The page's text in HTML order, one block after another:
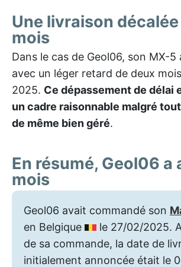
Une livraison décalée
mois
Dans le cas de Geol06, son MX-5
avec un léger retard de deux
2025. Ce dépassement de délai
un cadre raisonnable malgré tout
de même bien géré.
En résumé, Geol06 a
mois
Geol06 avait commandé son
en Belgique
le 27/02/2025.
de sa commande, la date de
initialement annoncée était le